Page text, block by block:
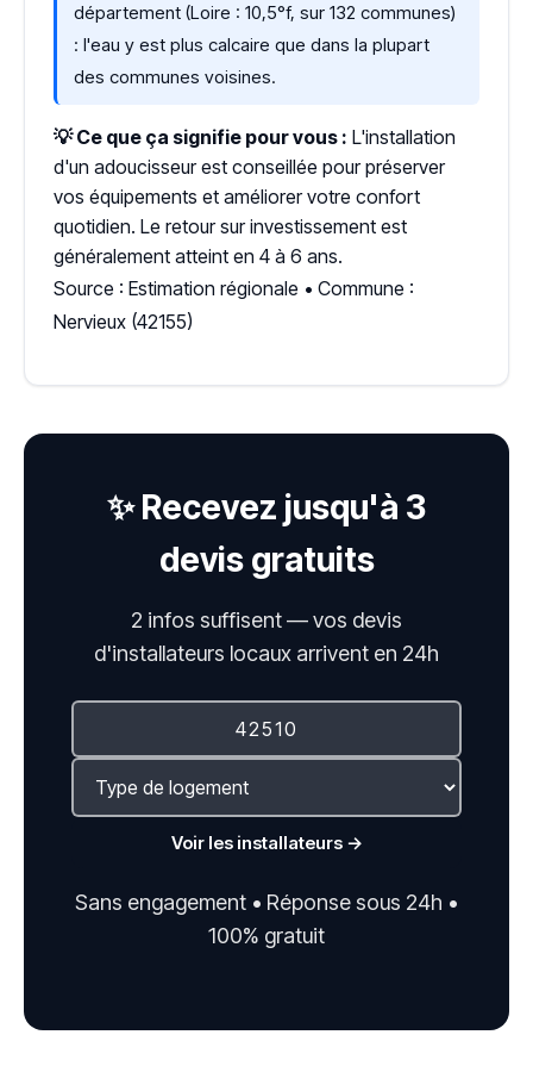
département (Loire : 10,5°f, sur 132 communes)
: l'eau y est plus calcaire que dans la plupart
des communes voisines.
💡 Ce que ça signifie pour vous : L'installation
d'un adoucisseur est conseillée pour préserver
vos équipements et améliorer votre confort
quotidien. Le retour sur investissement est
généralement atteint en 4 à 6 ans.
Source : Estimation régionale • Commune :
Nervieux (42155)
✨ Recevez jusqu'à 3
devis gratuits
2 infos suffisent — vos devis
d'installateurs locaux arrivent en 24h
Voir les installateurs →
Sans engagement • Réponse sous 24h •
100% gratuit